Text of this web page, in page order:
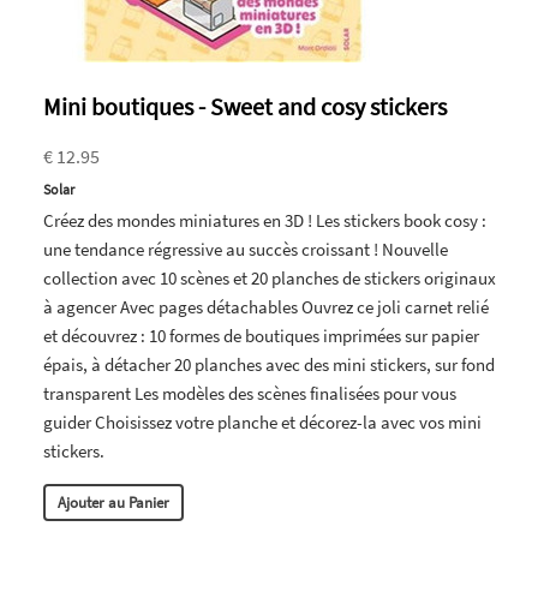
Mini boutiques - Sweet and cosy stickers
€ 12.95
Solar
Créez des mondes miniatures en 3D ! Les stickers book cosy :
une tendance régressive au succès croissant ! Nouvelle
collection avec 10 scènes et 20 planches de stickers originaux
à agencer Avec pages détachables Ouvrez ce joli carnet relié
et découvrez : 10 formes de boutiques imprimées sur papier
épais, à détacher 20 planches avec des mini stickers, sur fond
transparent Les modèles des scènes finalisées pour vous
guider Choisissez votre planche et décorez-la avec vos mini
stickers.
Ajouter au Panier